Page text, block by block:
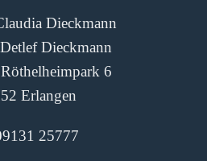
Dieckmann
Dieckmann
6
Erlangen
25777